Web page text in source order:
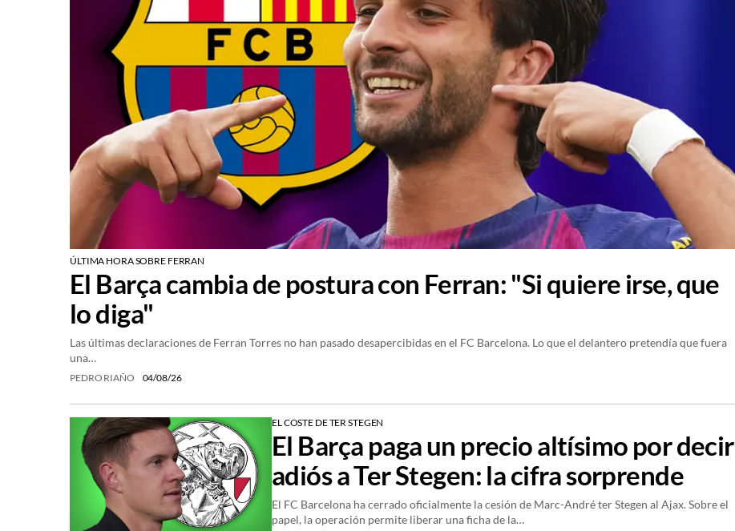
ÚLTIMA HORA SOBRE FERRAN
El Barça cambia de postura con Ferran: "Si quiere irse, que
lo diga"
Las últimas declaraciones de Ferran Torres no han pasado desapercibidas en el FC Barcelona. Lo que el delantero pretendía que fuera
una…
PEDRO RIAÑO 04/08/26
EL COSTE DE TER STEGEN
El Barça paga un precio altísimo por decir
adiós a Ter Stegen: la cifra sorprende
El FC Barcelona ha cerrado oficialmente la cesión de Marc-André ter Stegen al Ajax. Sobre el
papel, la operación permite liberar una ficha de la…